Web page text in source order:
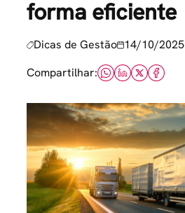
forma eficiente
Dicas de Gestão 14/10/2025
Compartilhar: